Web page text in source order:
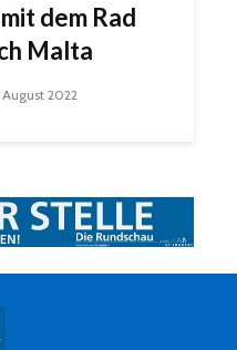
dem Rad
Malta
August 2022